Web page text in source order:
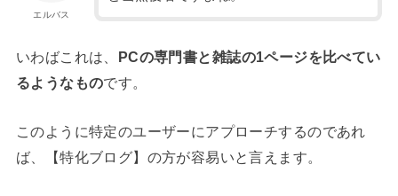
エルバス
いわばこれは、 PCの専門書と雑誌の1ページを比べてい
るようなものです。
このように特定のユーザーにアプローチするのであれ
ば、【特化ブログ】の方が容易いと言えます。